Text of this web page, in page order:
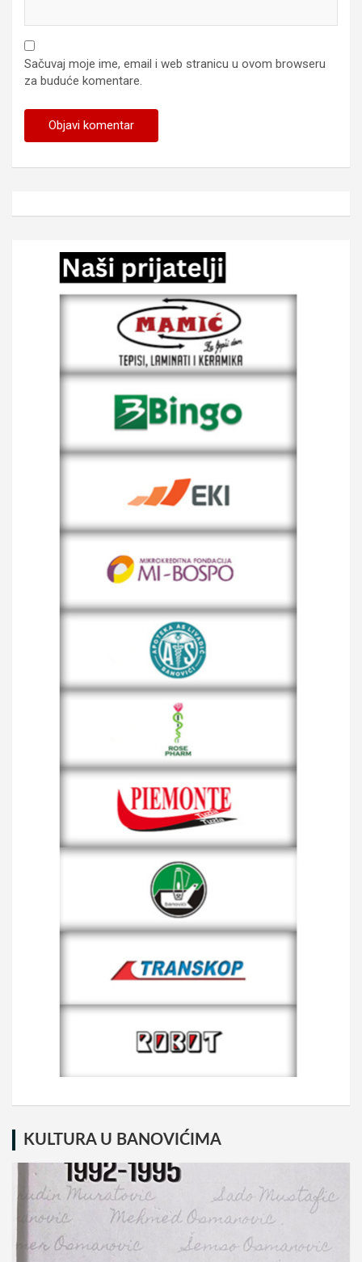
Sačuvaj moje ime, email i web stranicu u ovom browseru
za buduće komentare.
KULTURA U BANOVIĆIMA